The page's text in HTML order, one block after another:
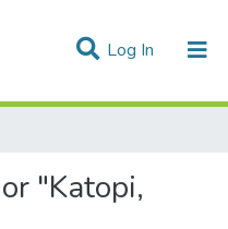
Log In (current)
"Katopi,